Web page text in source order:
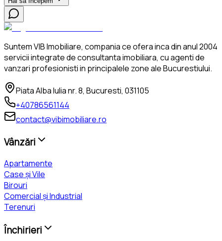
Suntem VIB Imobiliare, compania ce ofera inca din anul 2004
servicii integrate de consultanta imobiliara, cu agenti de
vanzari profesionisti in principalele zone ale Bucurestiului.
Piata Alba Iulia nr. 8, Bucuresti, 031105
+40786561144
contact@vibimobiliare.ro
Vânzări
Apartamente
Case și Vile
Birouri
Comercial și Industrial
Terenuri
Închirieri